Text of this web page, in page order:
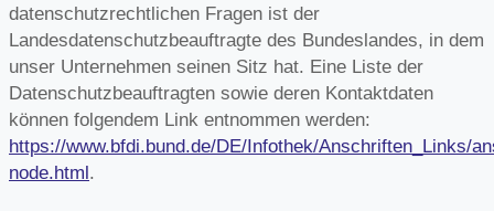
datenschutzrechtlichen Fragen ist der
Landesdatenschutzbeauftragte des Bundeslandes, in dem
unser Unternehmen seinen Sitz hat. Eine Liste der
Datenschutzbeauftragten sowie deren Kontaktdaten
können folgendem Link entnommen werden:
https://www.bfdi.bund.de/DE/Infothek/Anschriften_Links/
node.html .